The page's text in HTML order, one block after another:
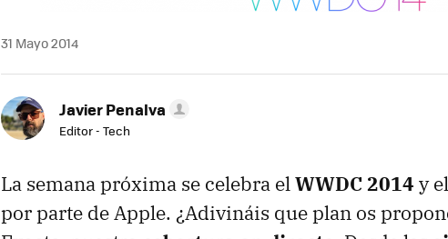
31 Mayo 2014
Javier Penalva
Editor - Tech
La semana próxima se celebra elWWDC 2014 y
por parte de Apple. ¿Adivináis que plan os